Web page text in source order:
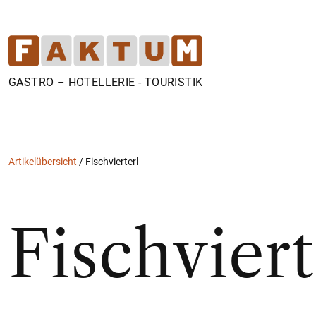
GASTRO – HOTELLERIE - TOURISTIK
Artikelübersicht / Fischvierterl